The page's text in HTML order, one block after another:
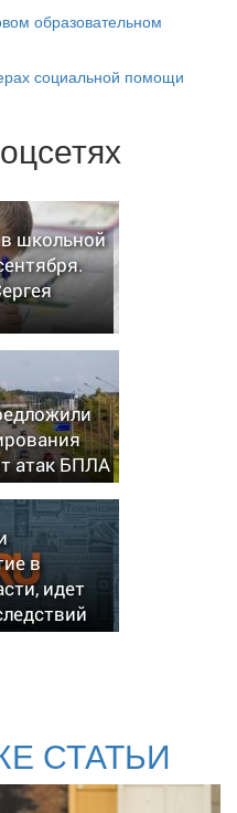
образовательном
социальной помощи
школьной
атак БПЛА
в
идет
СТАТЬИ